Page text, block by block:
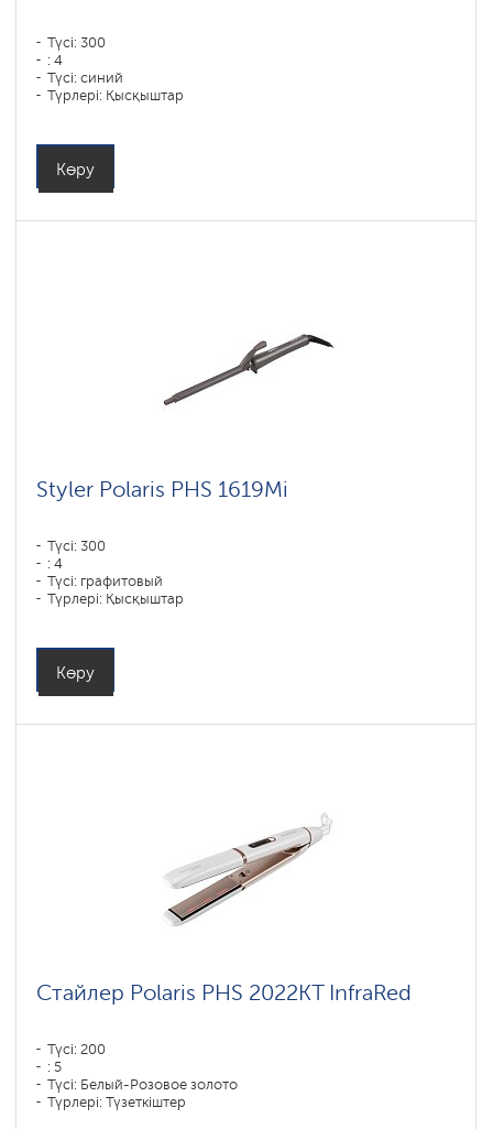
Түсі: 300
: 4
Түсі: синий
Түрлері: Қысқыштар
Көру
Styler Polaris PHS 1619Mi
Түсі: 300
: 4
Түсі: графитовый
Түрлері: Қысқыштар
Көру
Стайлер Polaris PHS 2022KT InfraRed
Түсі: 200
: 5
Түсі: Белый-Розовое золото
Түрлері: Түзеткіштер